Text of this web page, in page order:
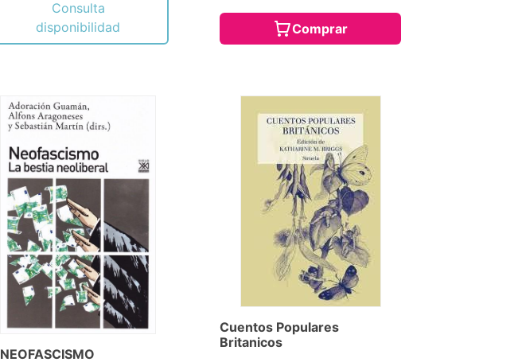
Consulta
disponibilidad
Comprar
NEOFASCISMO
Cuentos Populares
Britanicos